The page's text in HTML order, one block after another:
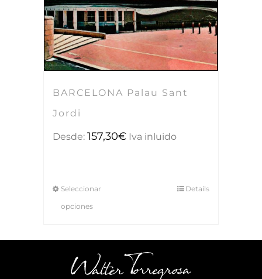
BARCELONA Palau Sant
Jordi
Desde: 157,30€ Iva inluido
Seleccionar
opciones
Details